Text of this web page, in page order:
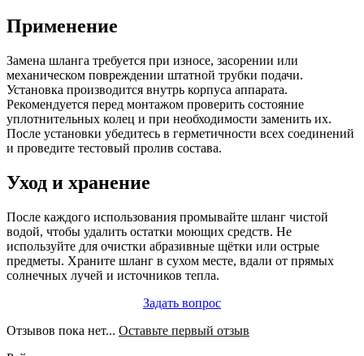
Применение
Замена шланга требуется при износе, засорении или
механическом повреждении штатной трубки подачи.
Установка производится внутрь корпуса аппарата.
Рекомендуется перед монтажом проверить состояние
уплотнительных колец и при необходимости заменить их.
После установки убедитесь в герметичности всех соединений
и проведите тестовый пролив состава.
Уход и хранение
После каждого использования промывайте шланг чистой
водой, чтобы удалить остатки моющих средств. Не
используйте для очистки абразивные щётки или острые
предметы. Храните шланг в сухом месте, вдали от прямых
солнечных лучей и источников тепла.
Задать вопрос
Отзывов пока нет... Оставьте первый отзыв